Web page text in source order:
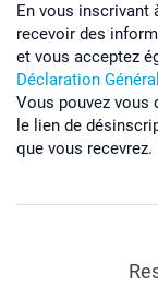
En vous inscrivant
recevoir des
et vous acceptez
Déclaration
Vous pouvez vous
le lien de
que vous recevrez.